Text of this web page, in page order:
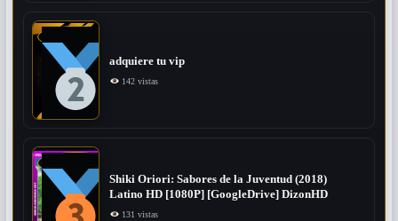
adquiere tu vip
142 vistas
Shiki Oriori: Sabores de la Juventud (2018)
Latino HD [1080P] [GoogleDrive] DizonHD
131 vistas